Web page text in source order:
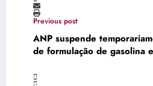
Previous post
ANP suspende
de formulação de gasolina